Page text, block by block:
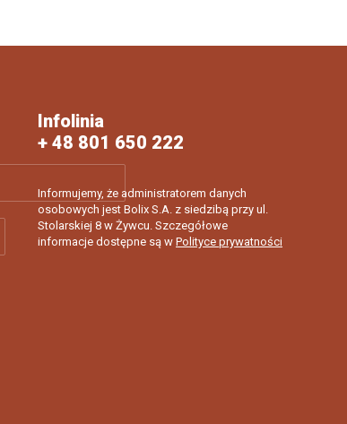
Infolinia
+ 48 801 650 222
Informujemy, że administratorem danych
osobowych jest Bolix S.A. z siedzibą przy ul.
Stolarskiej 8 w Żywcu. Szczegółowe
informacje dostępne są w Polityce prywatności